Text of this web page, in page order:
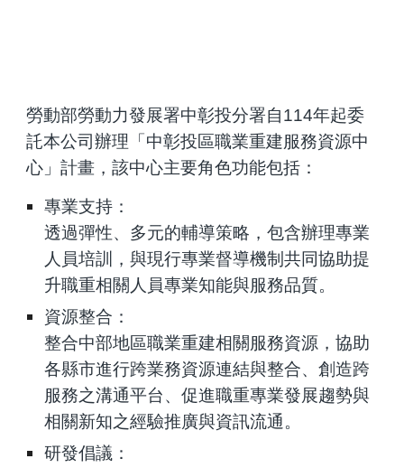
勞動部勞動力發展署中彰投分署自114年起委
託本公司辦理「中彰投區職業重建服務資源中
心」計畫，該中心主要角色功能包括：
專業支持：
透過彈性、多元的輔導策略 ，包含辦理專業
人員培訓
，與現行專業督導機制共同協助提
升職重相關人員專業知能與服務品質。
資源整合：
整合中部地區職業重建相關服務資源，協助
各縣市進行跨業務資源連結與整合、創造跨
服務之溝通平台、促進職重專業發展趨勢與
相關新知之經驗推廣與資訊流通。
研發倡議：